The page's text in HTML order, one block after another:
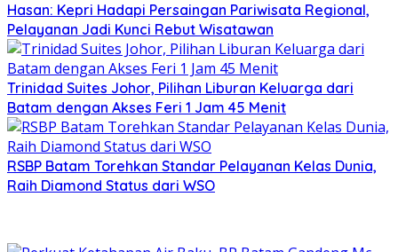
Hasan: Kepri Hadapi Persaingan Pariwisata Regional,
Pelayanan Jadi Kunci Rebut Wisatawan
Trinidad Suites Johor, Pilihan Liburan Keluarga dari
Batam dengan Akses Feri 1 Jam 45 Menit
RSBP Batam Torehkan Standar Pelayanan Kelas Dunia,
Raih Diamond Status dari WSO